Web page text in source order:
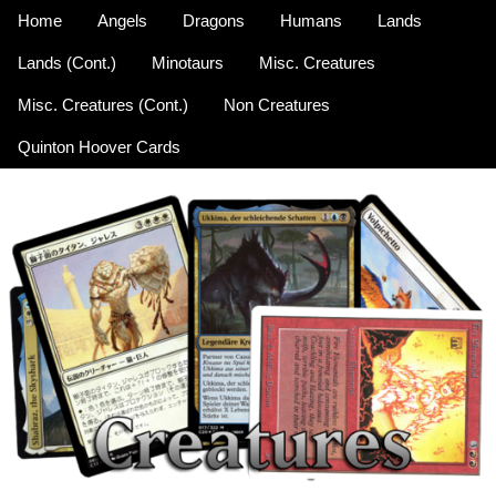
Home Angels Dragons Humans Lands
Lands (Cont.) Minotaurs Misc. Creatures
Misc. Creatures (Cont.) Non Creatures
Quinton Hoover Cards